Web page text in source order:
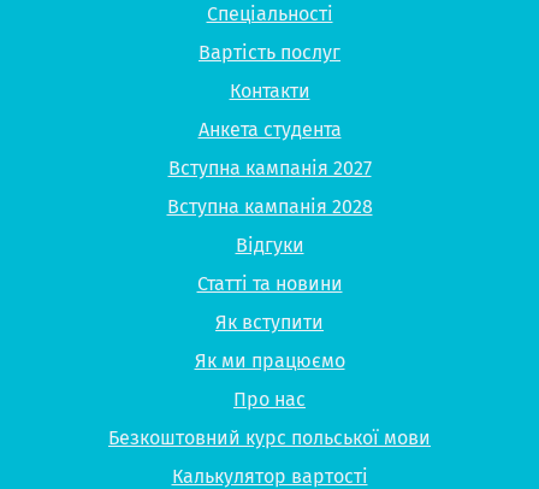
Спеціальності
Вартість послуг
Контакти
Анкета студента
Вступна кампанія 2027
Вступна кампанія 2028
Відгуки
Статті та новини
Як вступити
Як ми працюємо
Про нас
Безкоштовний курс польської мови
Калькулятор вартості